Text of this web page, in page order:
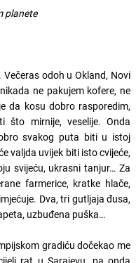
planete
odoh u Okland, Novi
ne pakujem kofere, ne
da kosu dobro rasporedim,
što mirnije, veselije. Onda
svakog puta biti u istoj
valjda uvijek biti isto cvijeće,
svijeću, ukrasni tanjur… Za
farmerice, kratke hlače,
Dva, tri gutljaja đusa,
uzbuđena puška…
gradiću dočekao me